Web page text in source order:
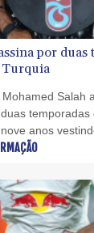
por duas
Turquia
Salah
anos